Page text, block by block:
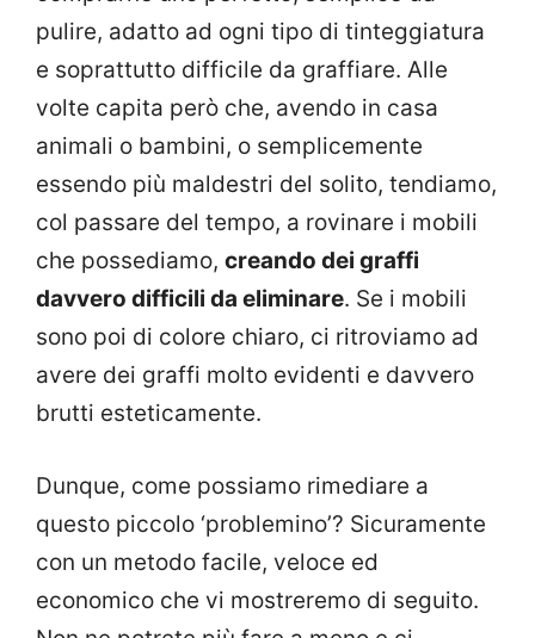
pulire, adatto ad ogni tipo di tinteggiatura
e soprattutto difficile da graffiare. Alle
volte capita però che, avendo in casa
animali o bambini, o semplicemente
essendo più maldestri del solito, tendiamo,
col passare del tempo, a rovinare i mobili
che possediamo, creando dei graffi
davvero difficili da eliminare. Se i mobili
sono poi di colore chiaro, ci ritroviamo ad
avere dei graffi molto evidenti e davvero
brutti esteticamente.
Dunque, come possiamo rimediare a
questo piccolo ‘problemino’? Sicuramente
con un metodo facile, veloce ed
economico che vi mostreremo di seguito.